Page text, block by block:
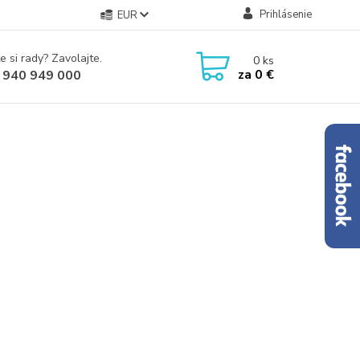
EUR Prihlásenie
si rady? Zavolajte.
949 000
0ks
za 0 €